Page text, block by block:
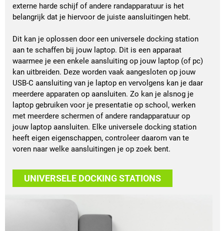
externe harde schijf of andere randapparatuur is het
belangrijk dat je hiervoor de juiste aansluitingen hebt.
Dit kan je oplossen door een universele docking station
aan te schaffen bij jouw laptop. Dit is een apparaat
waarmee je een enkele aansluiting op jouw laptop (of pc)
kan uitbreiden. Deze worden vaak aangesloten op jouw
USB-C aansluiting van je laptop en vervolgens kan je daar
meerdere apparaten op aansluiten. Zo kan je alsnog je
laptop gebruiken voor je presentatie op school, werken
met meerdere schermen of andere randapparatuur op
jouw laptop aansluiten. Elke universele docking station
heeft eigen eigenschappen, controleer daarom van te
voren naar welke aansluitingen je op zoek bent.
UNIVERSELE DOCKING STATIONS